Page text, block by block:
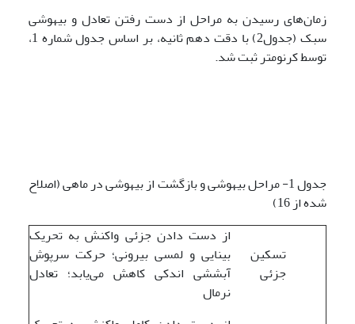
زمان‌های رسیدن به مراحل از دست رفتن تعادل و بیهوشی
سبک (جدول2) با دقت دهم ثانیه، بر اساس جدول شماره 1،
توسط کرنومتر ثبت شد.
جدول 1- مراحل بیهوشی و بازگشت از بیهوشی در ماهی (اصلاح
شده از 16)
تسکین
جزئی
از دست دادن جزئی واکنش به تحریک
بینایی و لمسی بیرونی؛ حرکت سرپوش
آبششی اندکی کاهش می‌یابد؛ تعادل
نرمال